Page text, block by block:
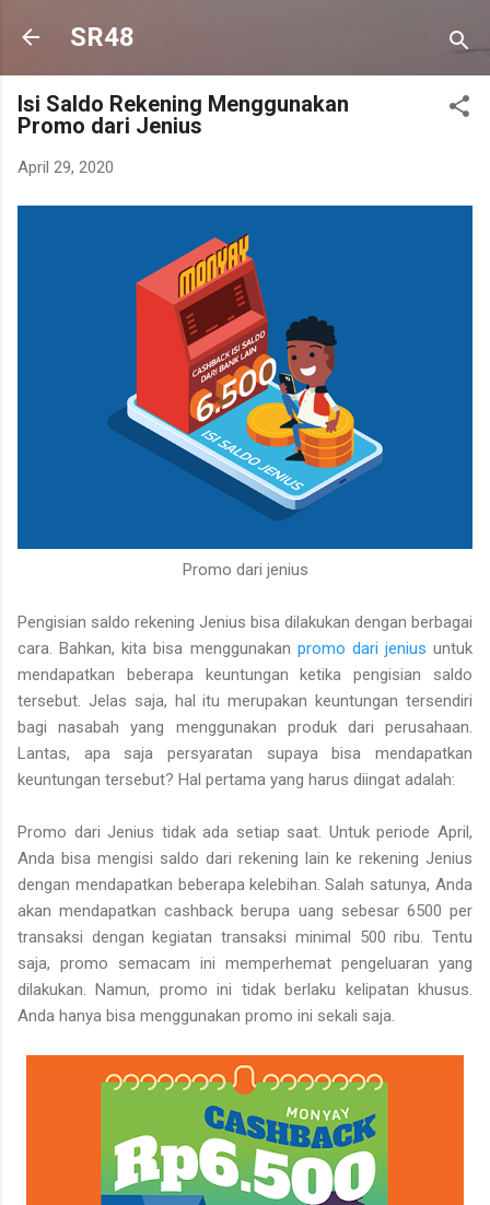
SR48
Isi Saldo Rekening Menggunakan
Promo dari Jenius
April 29, 2020
Promo dari jenius
Pengisian saldo rekening Jenius bisa dilakukan dengan berbagai
cara. Bahkan, kita bisa menggunakan promo dari jenius untuk
mendapatkan beberapa keuntungan ketika pengisian saldo
tersebut. Jelas saja, hal itu merupakan keuntungan tersendiri
bagi nasabah yang menggunakan produk dari perusahaan.
Lantas, apa saja persyaratan supaya bisa mendapatkan
keuntungan tersebut? Hal pertama yang harus diingat adalah:
Promo dari Jenius tidak ada setiap saat. Untuk periode April,
Anda bisa mengisi saldo dari rekening lain ke rekening Jenius
dengan mendapatkan beberapa kelebihan. Salah satunya, Anda
akan mendapatkan cashback berupa uang sebesar 6500 per
transaksi dengan kegiatan transaksi minimal 500 ribu. Tentu
saja, promo semacam ini memperhemat pengeluaran yang
dilakukan. Namun, promo ini tidak berlaku kelipatan khusus.
Anda hanya bisa menggunakan promo ini sekali saja.